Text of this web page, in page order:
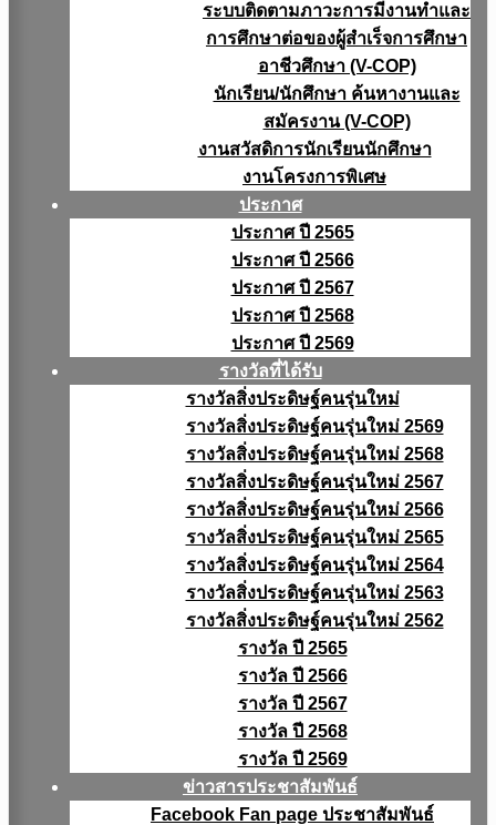
ระบบติดตามภาวะการมีงานทำและ
การศึกษาต่อของผู้สำเร็จการศึกษา
อาชีวศึกษา (V-COP)
นักเรียน/นักศึกษา ค้นหางานและ
สมัครงาน (V-COP)
งานสวัสดิการนักเรียนนักศึกษา
งานโครงการพิเศษ
ประกาศ
ประกาศ ปี 2565
ประกาศ ปี 2566
ประกาศ ปี 2567
ประกาศ ปี 2568
ประกาศ ปี 2569
รางวัลที่ได้รับ
รางวัลสิ่งประดิษฐ์คนรุ่นใหม่
รางวัลสิ่งประดิษฐ์คนรุ่นใหม่ 2569
รางวัลสิ่งประดิษฐ์คนรุ่นใหม่ 2568
รางวัลสิ่งประดิษฐ์คนรุ่นใหม่ 2567
รางวัลสิ่งประดิษฐ์คนรุ่นใหม่ 2566
รางวัลสิ่งประดิษฐ์คนรุ่นใหม่ 2565
รางวัลสิ่งประดิษฐ์คนรุ่นใหม่ 2564
รางวัลสิ่งประดิษฐ์คนรุ่นใหม่ 2563
รางวัลสิ่งประดิษฐ์คนรุ่นใหม่ 2562
รางวัล ปี 2565
รางวัล ปี 2566
รางวัล ปี 2567
รางวัล ปี 2568
รางวัล ปี 2569
ข่าวสารประชาสัมพันธ์
Facebook Fan page ประชาสัมพันธ์